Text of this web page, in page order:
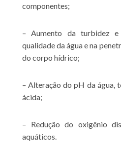
componentes;
– Aumento da turbidez e
qualidade da água e na
do corpo hídrico;
– Alteração do pH da água,
ácida;
– Redução do oxigênio
aquáticos.